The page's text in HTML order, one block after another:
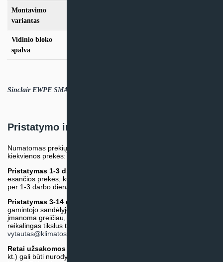
Montavimo
variantas
Vidinio bloko
spalva
Sinclair EWPE SMART WIFI APP (ENG).PDF
Pristatymo informacija
Numatomas prekių pristatymo terminas nurodomas atskirai prie
kiekvienos prekės:
Pristatymas 1-3 d.d.
esančios prekės, kurių atsiėmimą arba pristatymą galime suruošti
per 1-3 darbo dienas.)
Pristatymas 3-14 d.d. arba ilgiau*
gamintojo sandėlyje esančios prekės. Prekė bus pristatyta kaip
įmanoma greičiau, tačiau tiekimo terminas gali skirtis. Jei
reikalingas tikslus terminas, iš anksto teiraukitės el. paštu:
vytautas@klimatosprendimai.lt
Retai užsakomos specifinės prekė
kt.) gali būti nurodytos su preliminaria kaina, be galimybės jų